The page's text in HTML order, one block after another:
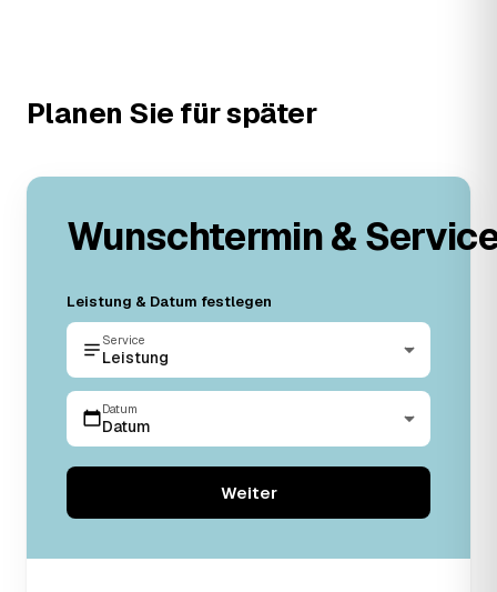
Planen Sie für später
Wunschtermin &
Leistung & Datum festlegen
Service
Leistung
Datum
Datum
Weiter